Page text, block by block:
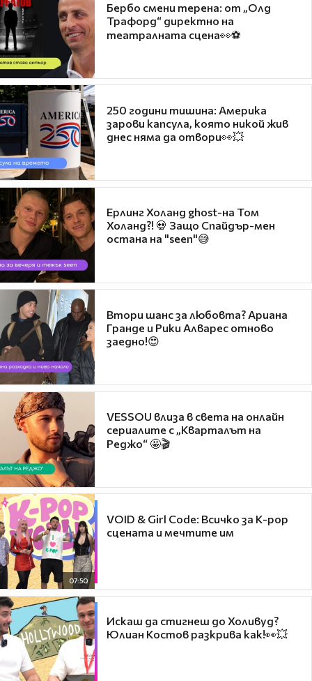
Бербо смени терена: от „Олд
Трафорд“ директно на
театралната сцена👀⚽
250 години тишина: Америка
зарови капсула, която никой жив
днес няма да отвори👀💥
Ерлинг Холанд ghost-на Том
Холанд?! 💀 Защо Спайдър-мен
остана на "seen"😅
Втори шанс за любовта? Ариана
Гранде и Рики Алварес отново
заедно!😍
VESSOU влиза в света на онлайн
сериалите с „Кварталът на
Реджо“ 🤩🎬
07:50
VOID & Girl Code: Всичко за K-pop
сцената и мечтите им
Искаш да стигнеш до Холивуд?
Юлиан Костов разкрива как!👀💥